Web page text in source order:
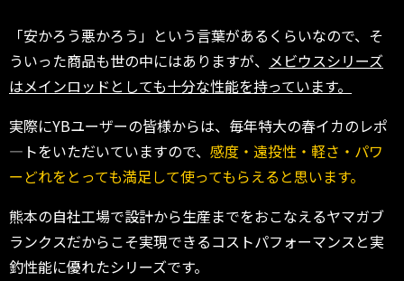
「安かろう悪かろう」という言葉があるくらいなので、そ
ういった商品も世の中にはありますが、 メビウスシリーズ
はメインロッドとしても十分な性能を持っています。
実際にYBユーザーの皆様からは、毎年特大の春イカのレポ
―トをいただいていますので、 感度・遠投性・軽さ・パワ
ーどれをとっても満足して使ってもらえると思います。
熊本の自社工場で設計から生産までをおこなえるヤマガブ
ランクスだからこそ実現できるコストパフォーマンスと実
釣性能に優れたシリーズです。